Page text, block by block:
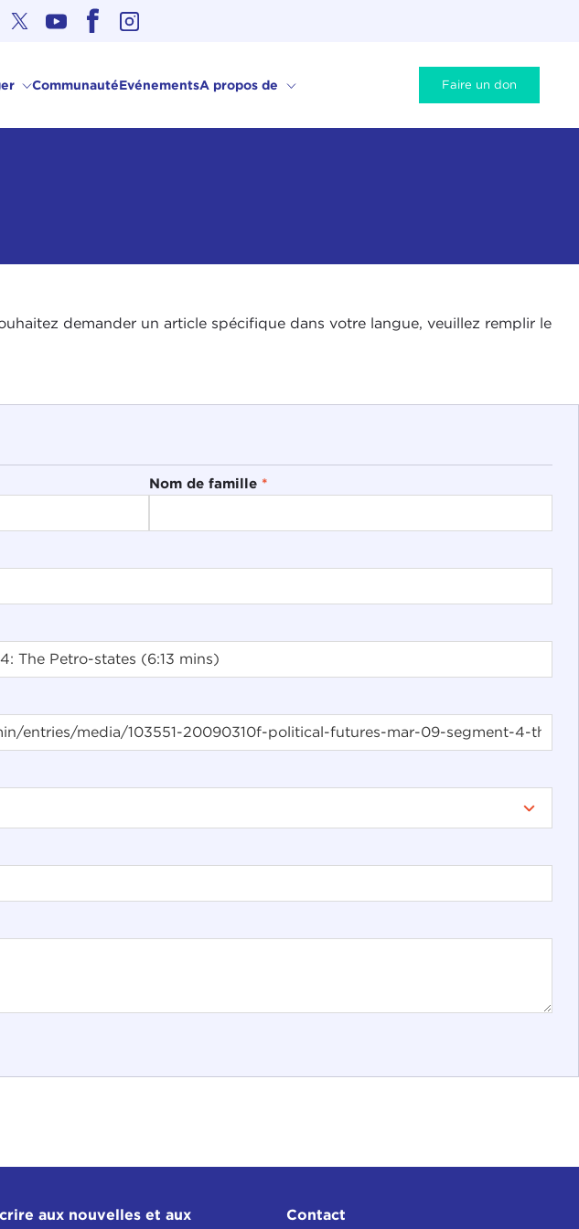
CommunautéEvénementsA propos de Faire un don
demander un article spécifique dans votre langue, veuillez remplir le
Nom de famille *
aux nouvelles et aux
Contact